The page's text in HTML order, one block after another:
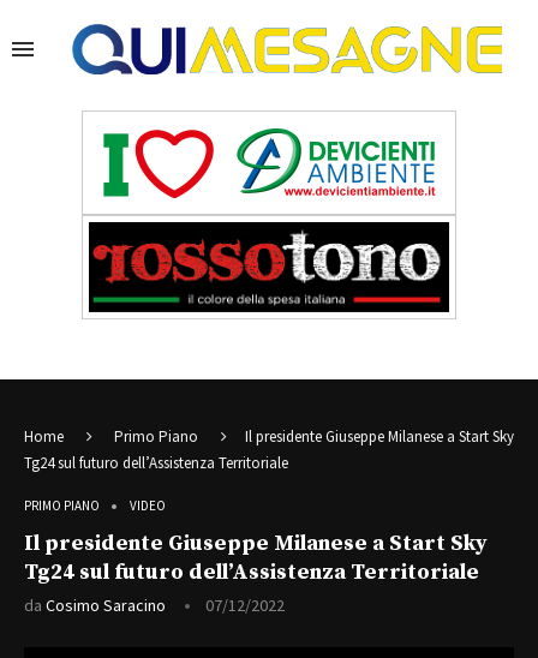
Home Primo Piano
Il presidente Giuseppe Milanese a Start Sky
Tg24 sul futuro dell’Assistenza Territoriale
PRIMO PIANO VIDEO
Il presidente Giuseppe Milanese a Start Sky
Tg24 sul futuro dell’Assistenza Territoriale
da Cosimo Saracino 07/12/2022